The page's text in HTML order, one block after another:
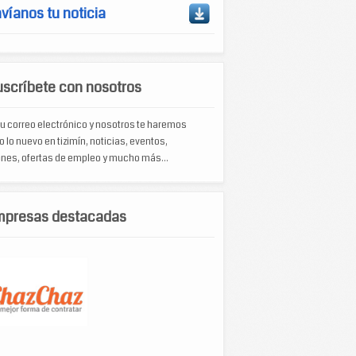
tu noticia
con nosotros
correo electrónico y nosotros te haremos
lo nuevo en tizimín, noticias, eventos,
ofertas de empleo y mucho más...
destacadas